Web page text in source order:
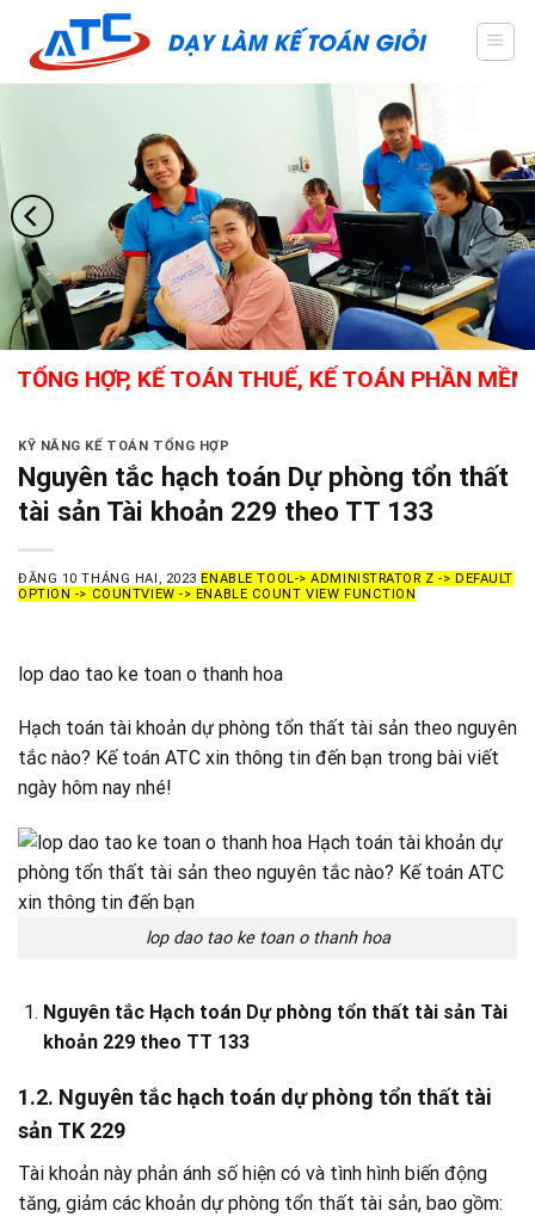
content
HỢP, KẾ TOÁN THUẾ, KẾ TOÁN PHẦN MỀM,
KỸ NĂNG KẾ TOÁN TỔNG HỢP
Nguyên tắc hạch toán Dự phòng tổn thất
tài sản Tài khoản 229 theo TT 133
ĐĂNG 10 THÁNG HAI, 2023 ENABLE TOOL-> ADMINISTRATOR Z -> DEFAULT
OPTION -> COUNTVIEW -> ENABLE COUNT VIEW FUNCTION
lop dao tao ke toan o thanh hoa
Hạch toán tài khoản dự phòng tổn thất tài sản theo nguyên
tắc nào? Kế toán ATC xin thông tin đến bạn trong bài viết
ngày hôm nay nhé!
lop dao tao ke toan o thanh hoa
Nguyên tắc Hạch toán Dự phòng tổn thất tài sản Tài
khoản 229 theo TT 133
1.2. Nguyên tắc hạch toán dự phòng tổn thất tài
sản TK 229
Tài khoản này phản ánh số hiện có và tình hình biến động
tăng, giảm các khoản dự phòng tổn thất tài sản, bao gồm: